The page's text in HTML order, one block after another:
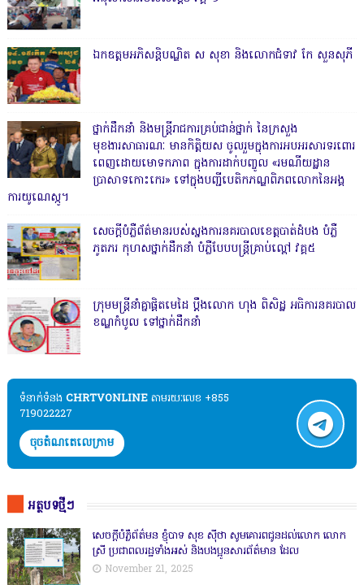
ឯកឧត្តមអភិសន្តិបណ្ឌិត ស សុខា និងលោកជំទាវ កែ សួនសុភី
ថ្នាក់ដឹកនាំ និងមន្ត្រីរាជការគ្រប់ជាន់ថ្នាក់ នៃក្រសួង
មុខងារសាធារណៈ មានកិត្តិយស ចូលរួមក្នុងការអបអរសារទរពោរ
ពេញដោយមោទកភាព ក្នុងការដាក់បញ្ចូល «រមណីយដ្ឋាន
ប្រាសាទកោះកេរ» ទៅក្នុងបញ្ជីបេតិកភណ្ឌពិភពលោកនៃអង្គ
ការយូណេស្កូ។
សេចក្តីបំភ្លឺព័ត៌មានរបស់ស្នងការនគរបាលខេត្តបាត់ដំបង បំភ្លឺ
ភូតភរ កុហសថ្នាក់ដឹកនាំ បំភ្លឺបែបបន្ត្រីគ្រាប់ល្ពៅ វគ្គ៥
ក្រុមមន្ត្រីនាំគ្នាផ្ដិតមេដៃ ប្ដឹងលោក ហុង ពិសិដ្ឋ អធិការនគរបាល
ខណ្ឌកំបូល ទៅថ្នាក់ដឹកនាំ
ទំនាក់ទំនង​​ CHRTVONLINE តាមរយៈលេខ +855
719022227
ចុចតំណតេលេក្រាម
អត្ថបទថ្មីៗ
សេចក្តីបំភ្លឺព័ត៌មន ខ្ញុំបាទ សុខ សុីថា សូមគោរពជូនដល់លោក លោក
ស្រី ប្រជាពលរដ្ឋទាំងអស់ និងបងប្អូនសារព័ត៌មាន ដែល
November 21, 2025